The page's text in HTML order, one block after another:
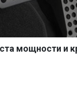
мощности и